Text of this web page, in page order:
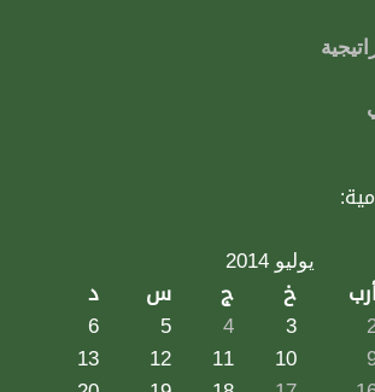
يوليو 2014
خ ج س د
3
4
5
6
10
11
12
13